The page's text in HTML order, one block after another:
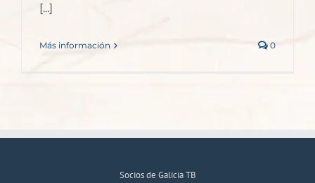
[...]
Más información 0
Socios de Galicia TB